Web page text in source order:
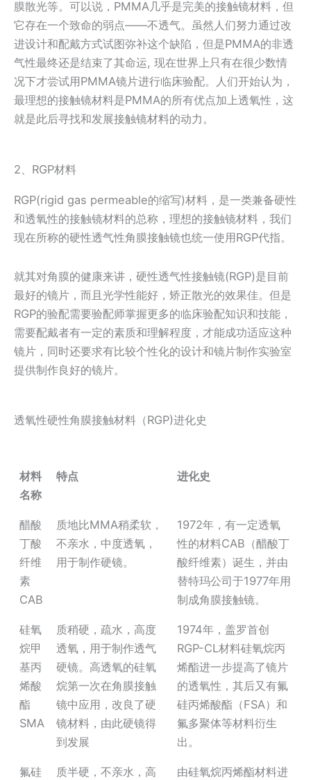
膜散光等。可以说，PMMA几乎是完美的接触镜材料，但
它存在一个致命的弱点——不透气。虽然人们努力通过改
进设计和配戴方式试图弥补这个缺陷，但是PMMA的非透
气性最终还是结束了其命运, 现在世界上只有在很少数情
况下才尝试用PMMA镜片进行临床验配。人们开始认为，
最理想的接触镜材料是PMMA的所有优点加上透氧性，这
就是此后寻找和发展接触镜材料的动力。
2、RGP材料
RGP(rigid gas permeable的缩写)材料，是一类兼备硬性
和透氧性的接触镜材料的总称，理想的接触镜材料，我们
现在所称的硬性透气性角膜接触镜也统一使用RGP代指。
就其对角膜的健康来讲，硬性透气性接触镜(RGP)是目前
最好的镜片，而且光学性能好，矫正散光的效果佳。但是
RGP的验配需要验配师掌握更多的临床验配知识和技能，
需要配戴者有一定的素质和理解程度，才能成功适应这种
镜片，同时还要求有比较个性化的设计和镜片制作实验室
提供制作良好的镜片。
透氧性硬性角膜接触材料（RGP)进化史
材料
名称
特点 进化史
醋酸
丁酸
纤维
素
CAB
质地比MMA稍柔软，
不亲水，中度透氧，
用于制作硬镜。
1972年，有一定透氧
性的材料CAB（醋酸丁
酸纤维素）诞生，并由
替特玛公司于1977年用
制成角膜接触镜。
硅氧
烷甲
基丙
烯酸
酯
SMA
质稍硬，疏水，高度
透氧，用于制作透气
硬镜。高透氧的硅氧
烷第一次在角膜接触
镜中应用，改良了硬
镜材料，由此硬镜得
到发展
1974年，盖罗首创
RGP-CL材料硅氧烷丙
烯酯进一步提高了镜片
的透氧性，其后又有氟
硅丙烯酸酯（FSA）和
氟多聚体等材料衍生
出。
氟硅
质半硬，不亲水，高
由硅氧烷丙烯酯材料进